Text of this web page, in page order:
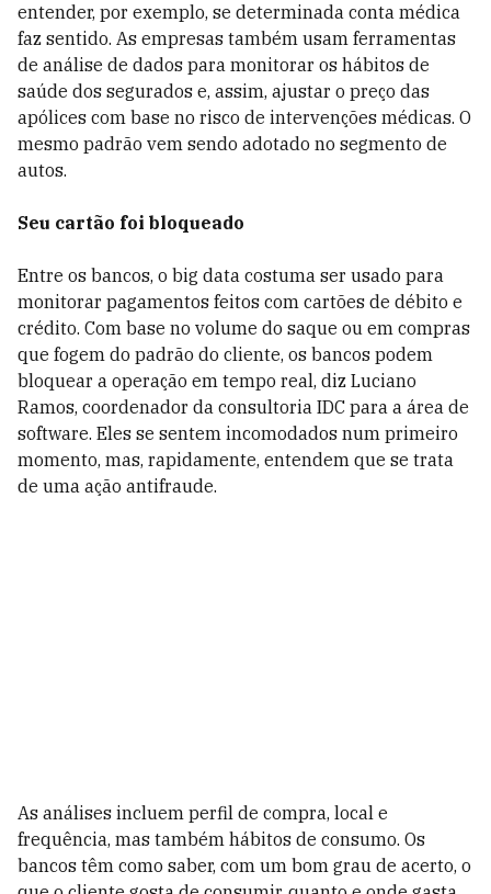
entender, por exemplo, se determinada conta médica
faz sentido. As empresas também usam ferramentas
de análise de dados para monitorar os hábitos de
saúde dos segurados e, assim, ajustar o preço das
apólices com base no risco de intervenções médicas. O
mesmo padrão vem sendo adotado no segmento de
autos.
Seu cartão foi bloqueado
Entre os bancos, o big data costuma ser usado para
monitorar pagamentos feitos com cartões de débito e
crédito. Com base no volume do saque ou em compras
que fogem do padrão do cliente, os bancos podem
bloquear a operação em tempo real, diz Luciano
Ramos, coordenador da consultoria IDC para a área de
software. Eles se sentem incomodados num primeiro
momento, mas, rapidamente, entendem que se trata
de uma ação antifraude.
As análises incluem perfil de compra, local e
frequência, mas também hábitos de consumo. Os
bancos têm como saber, com um bom grau de acerto, o